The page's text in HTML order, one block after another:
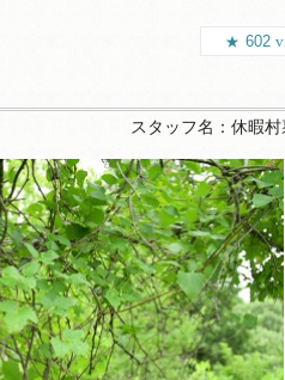
602
スタッフ名： 休暇